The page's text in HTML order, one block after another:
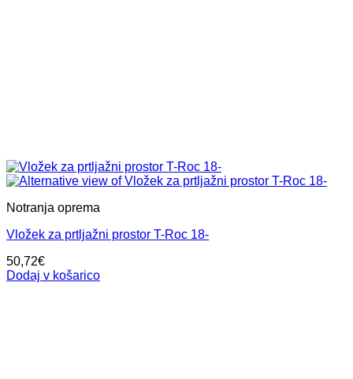
Notranja oprema
Vložek za prtljažni prostor T-Roc 18-
50,72€
Dodaj v košarico